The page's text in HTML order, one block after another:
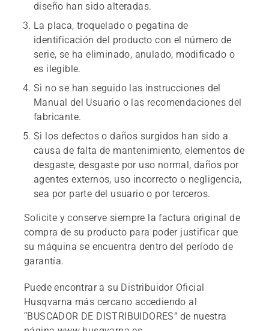
diseño han sido alteradas.
La placa, troquelado o pegatina de
identificación del producto con el número de
serie, se ha eliminado, anulado, modificado o
es ilegible.
Si no se han seguido las instrucciones del
Manual del Usuario o las recomendaciones del
fabricante.
Si los defectos o daños surgidos han sido a
causa de falta de mantenimiento, elementos de
desgaste, desgaste por uso normal, daños por
agentes externos, uso incorrecto o negligencia,
sea por parte del usuario o por terceros.
Solicite y conserve siempre la factura original de
compra de su producto para poder justificar que
su máquina se encuentra dentro del período de
garantía.
Puede encontrar a su Distribuidor Oficial
Husqvarna más cercano accediendo al
“BUSCADOR DE DISTRIBUIDORES” de nuestra